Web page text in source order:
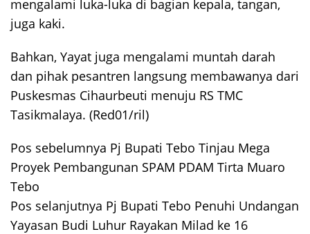
mengalami luka-luka di bagian kepala, tangan,
juga kaki.
Bahkan, Yayat juga mengalami muntah darah
dan pihak pesantren langsung membawanya dari
Puskesmas Cihaurbeuti menuju RS TMC
Tasikmalaya. (Red01/ril)
Navigasi
pos
Pos sebelumnya Pj Bupati Tebo Tinjau Mega
Proyek Pembangunan SPAM PDAM Tirta Muaro
Tebo
Pos selanjutnya Pj Bupati Tebo Penuhi Undangan
Yayasan Budi Luhur Rayakan Milad ke 16